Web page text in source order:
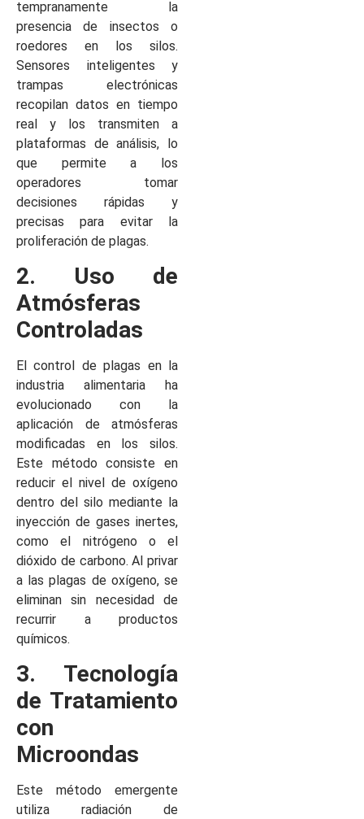
tempranamente la
presencia de insectos o
roedores en los silos.
Sensores inteligentes y
trampas electrónicas
recopilan datos en tiempo
real y los transmiten a
plataformas de análisis, lo
que permite a los
operadores tomar
decisiones rápidas y
precisas para evitar la
proliferación de plagas.
2. Uso de
Atmósferas
Controladas
El control de plagas en la
industria alimentaria ha
evolucionado con la
aplicación de atmósferas
modificadas en los silos.
Este método consiste en
reducir el nivel de oxígeno
dentro del silo mediante la
inyección de gases inertes,
como el nitrógeno o el
dióxido de carbono. Al privar
a las plagas de oxígeno, se
eliminan sin necesidad de
recurrir a productos
químicos.
3. Tecnología
de Tratamiento
con
Microondas
Este método emergente
utiliza radiación de